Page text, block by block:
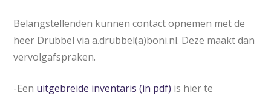
Belangstellenden kunnen contact opnemen met de
heer Drubbel via a.drubbel(a)boni.nl. Deze maakt dan
vervolgafspraken.
-Een uitgebreide inventaris (in pdf) is hier te